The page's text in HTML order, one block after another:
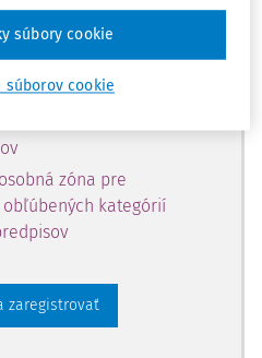
získate prístup aj k
obsahu:
zóna pre
kategórií
zaregistrovať
súborov cookie
súbory cookie